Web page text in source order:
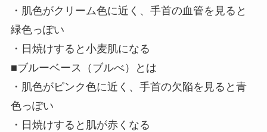
・肌色がクリーム色に近く、手首の血管を見ると
緑色っぽい
・日焼けすると小麦肌になる
■ブルーベース（ブルべ）とは
・肌色がピンク色に近く、手首の欠陥を見ると青
色っぽい
・日焼けすると肌が赤くなる